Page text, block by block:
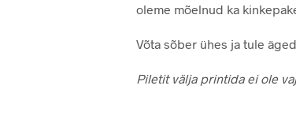
oleme mõelnud ka
Võta sõber ühes ja tule
Piletit välja printida ei ole